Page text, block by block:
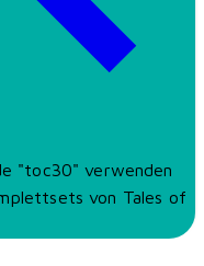
"toc30" verwenden
von Tales of